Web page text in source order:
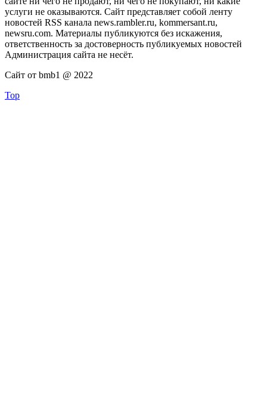
услуги не оказываются. Сайт представляет собой ленту
новостей RSS канала news.rambler.ru, kommersant.ru,
newsru.com. Материалы публикуются без искажения,
ответственность за достоверность публикуемых новостей
Администрация сайта не несёт.
Сайт от bmb1 @ 2022
Top